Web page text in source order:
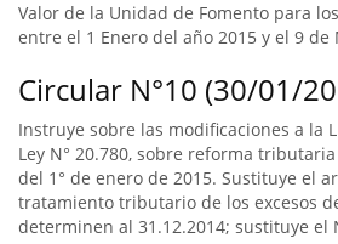
Valor de la Unidad de Fomento para
entre el 1 Enero del año 2015 y el 9 de
Circular N°10 (30/01/
Instruye sobre las modificaciones a la
Ley N° 20.780, sobre reforma
del 1° de enero de 2015. Sustituye el
tratamiento tributario de los excesos
determinen al 31.12.2014; sustituye el